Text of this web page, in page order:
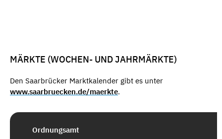
MÄRKTE (WOCHEN- UND JAHRMÄRKTE)
Den Saarbrücker Marktkalender gibt es unter
www.saarbruecken.de/maerkte.
Ordnungsamt